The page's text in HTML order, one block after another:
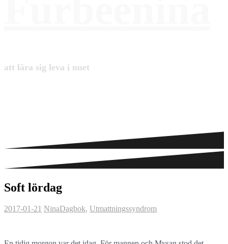
att lära sig leva i nuet
Soft lördag
2017-01-21 NinaDagbok, Utmattningssyndrom